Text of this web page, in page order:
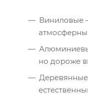
Виниловые
но дороже